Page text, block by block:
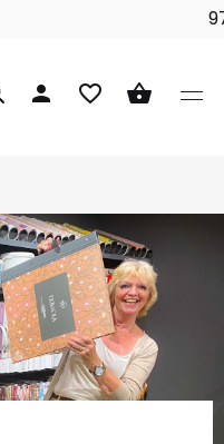
aan huis
person favorite_border shopping_basket